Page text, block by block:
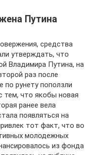
Путина
средства
утверждать, что
Владимира Путина, на
раз после
рунету поползли
тем, что якобы новая
ранее вела
появляться на
тот факт, что во
молодежных
из фонда